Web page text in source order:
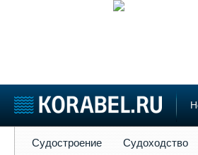
Судостроение Судоходство